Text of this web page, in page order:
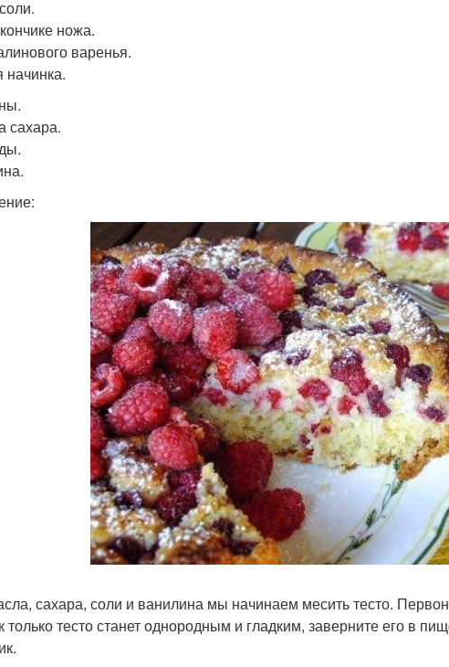
ножа.
варенья.
сахара.
сахара, соли и ванилина мы начинаем месить тесто.
только тесто станет однородным и гладким, заверните его в